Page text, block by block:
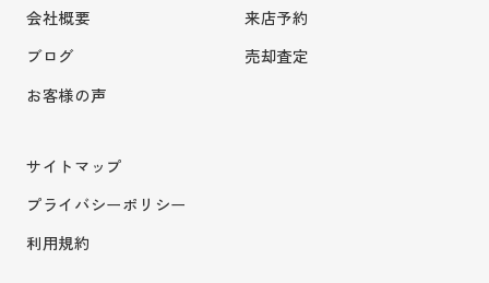
会社概要
ブログ
お客様の声
来店予約
売却査定
サイトマップ
プライバシーポリシー
利用規約